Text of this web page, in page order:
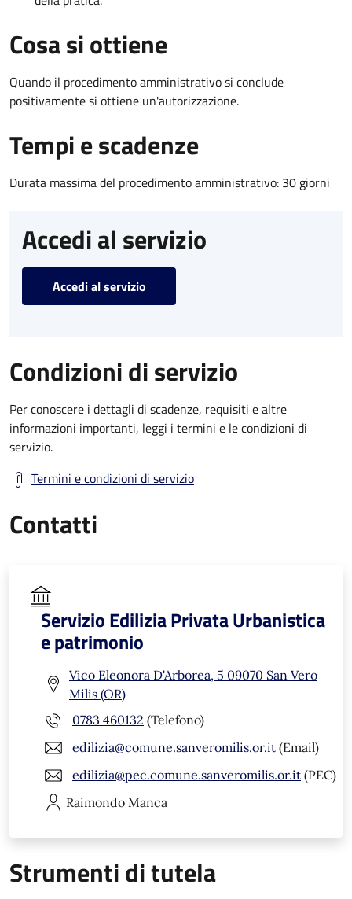
Cosa si ottiene
Quando il procedimento amministrativo si conclude
positivamente si ottiene un'autorizzazione.
Tempi e scadenze
Durata massima del procedimento amministrativo: 30 giorni
Accedi al servizio
Accedi al servizio
Condizioni di servizio
Per conoscere i dettagli di scadenze, requisiti e altre
informazioni importanti, leggi i termini e le condizioni di
servizio.
Termini e condizioni di servizio
Contatti
Servizio Edilizia Privata Urbanistica
e patrimonio
Vico Eleonora D'Arborea, 5 09070 San Vero
Milis (OR)
0783 460132 (Telefono)
edilizia@comune.sanveromilis.or.it (Email)
edilizia@pec.comune.sanveromilis.or.it (PEC)
Raimondo Manca
Strumenti di tutela